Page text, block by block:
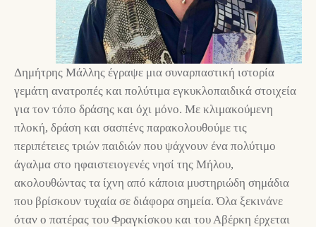
Δημήτρης Μάλλης έγραψε μια συναρπαστική ιστορία
γεμάτη ανατροπές και πολύτιμα εγκυκλοπαιδικά στοιχεία
για τον τόπο δράσης και όχι μόνο. Με κλιμακούμενη
πλοκή, δράση και σασπένς παρακολουθούμε τις
περιπέτειες τριών παιδιών που ψάχνουν ένα πολύτιμο
άγαλμα στο ηφαιστειογενές νησί της Μήλου,
ακολουθώντας τα ίχνη από κάποια μυστηριώδη σημάδια
που βρίσκουν τυχαία σε διάφορα σημεία. Όλα ξεκινάνε
όταν ο πατέρας του Φραγκίσκου και του Αβέρκη έρχεται